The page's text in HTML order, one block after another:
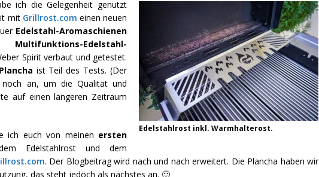
Edelstahlrost inkl. Warmhalterost.
ich die Gelegenheit genutzt
mit Grillrost.com einen neuen
Edelstahl-Aromaschienen
Multifunktions-Edelstahl-
Spirit verbaut und getestet.
ist Teil des Tests. (Der
an, um die Qualität und
auf einen längeren Zeitraum
ich euch von meinen ersten
Edelstahlrost und dem
. Der Blogbeitrag wird nach und nach erweitert. Die Plancha haben wir
das steht jedoch als nächstes an. 🙂